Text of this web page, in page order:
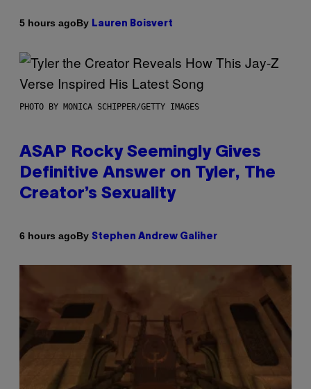
5 hours agoBy Lauren Boisvert
PHOTO BY MONICA SCHIPPER/GETTY IMAGES
ASAP Rocky Seemingly Gives
Definitive Answer on Tyler, The
Creator’s Sexuality
6 hours agoBy Stephen Andrew Galiher